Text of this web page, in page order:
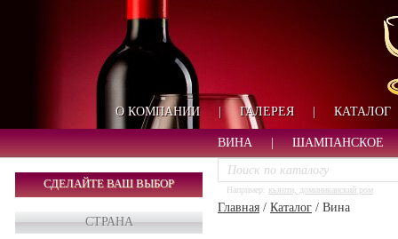
О КОМПАНИИ | ГАЛЕРЕЯ | КАТАЛОГ
ВИНА ШАМПАНСКОЕ
СДЕЛАЙТЕ ВАШ ВЫБОР
СТРАНА
Например: кьянти, доминиканский ром
Главная / Каталог / Вина